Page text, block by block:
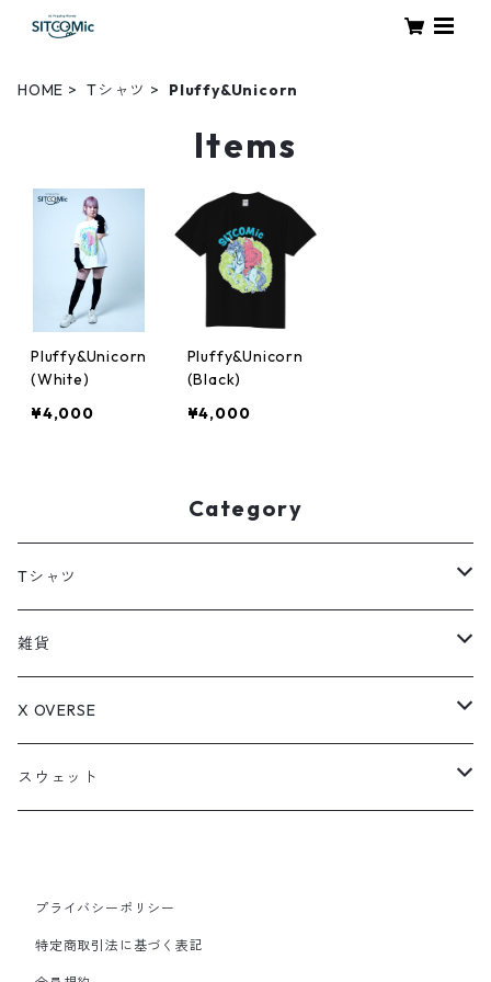
HOME Tシャツ Pluffy&Unicorn
Items
Pluffy&Unicorn
(White)
¥4,000
Pluffy&Unicorn
(Black)
¥4,000
Category
Tシャツ
LIFE is JUNKY
TUNE IN MULTIVERSE
Drop eyes pink monster
DESPAIR
This is MULTIVERSE
雑貨
アクリルキーホルダー
ステッカー
X OVERSE
アメコミオタクのはちべぇ
スウェット
プライバシーポリシー
特定商取引法に基づく表記